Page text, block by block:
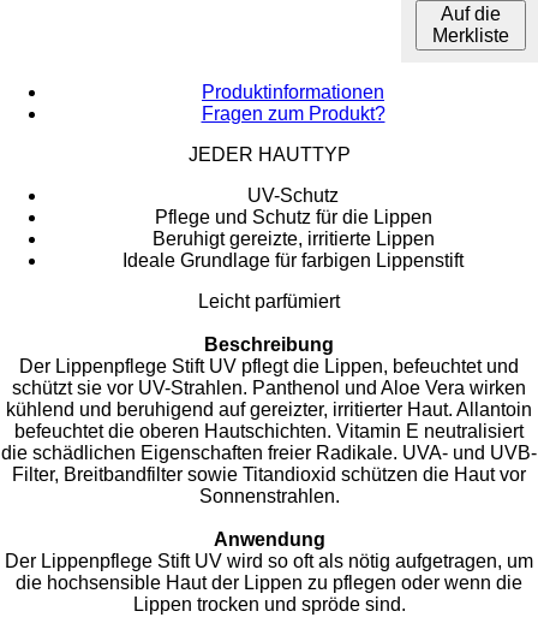
Auf die
Merkliste
Produktinformationen
Fragen zum Produkt?
JEDER HAUTTYP
UV-Schutz
Pflege und Schutz für die Lippen
Beruhigt gereizte, irritierte Lippen
Ideale Grundlage für farbigen Lippenstift
Leicht parfümiert
Beschreibung
Der Lippenpflege Stift UV pflegt die Lippen, befeuchtet und
schützt sie vor UV-Strahlen. Panthenol und Aloe Vera wirken
kühlend und beruhigend auf gereizter, irritierter Haut. Allantoin
befeuchtet die oberen Hautschichten. Vitamin E neutralisiert
die schädlichen Eigenschaften freier Radikale. UVA- und UVB-
Filter, Breitbandfilter sowie Titandioxid schützen die Haut vor
Sonnenstrahlen.
Anwendung
Der Lippenpflege Stift UV wird so oft als nötig aufgetragen, um
die hochsensible Haut der Lippen zu pflegen oder wenn die
Lippen trocken und spröde sind.